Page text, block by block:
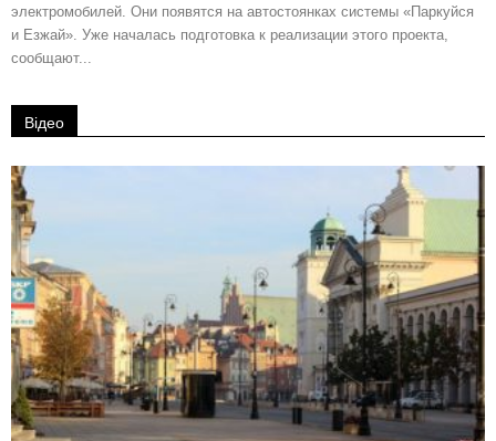
электромобилей. Они появятся на автостоянках системы «Паркуйся
и Езжай». Уже началась подготовка к реализации этого проекта,
сообщают...
Відео